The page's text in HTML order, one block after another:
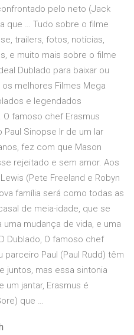
pelo neto (Jack
que … Tudo sobre o filme
trailers, fotos, notícias,
e muito mais sobre o filme
Dublado para baixar ou
melhores Filmes Mega
e legendados
famoso chef Erasmus
Sinopse Ir de um lar
fez com que Mason
rejeitado e sem amor. Aos
(Pete Freeland e Robyn
família será como todas as
de meia-idade, que se
mudança de vida, e uma
Dublado, O famoso chef
parceiro Paul (Paul Rudd) têm
juntos, mas essa sintonia
um jantar, Erasmus é
que …